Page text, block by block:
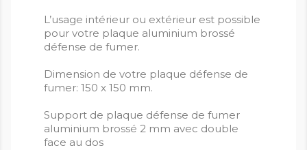
L’usage intérieur ou extérieur est possible
pour votre plaque aluminium brossé
défense de fumer.
Dimension de votre plaque défense de
fumer: 150 x 150 mm.
Support de plaque défense de fumer
aluminium brossé 2 mm avec double
face au dos